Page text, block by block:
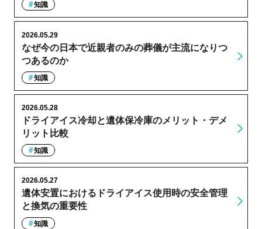
知識
なぜ今の日本で近親者のみの葬儀が主流になりつ
つあるのか
2026.05.29
知識
ドライアイス冷却と遺体保冷庫のメリット・デメ
リット比較
2026.05.28
知識
遺体安置におけるドライアイス使用時の安全管理
と換気の重要性
2026.05.27
知識